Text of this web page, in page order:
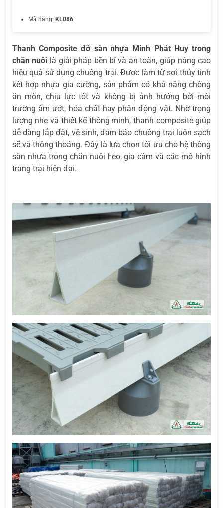
Mã hàng: KL086
Thanh Composite đỡ sàn nhựa Minh Phát Huy trong
chăn nuôi là giải pháp bền bỉ và an toàn, giúp nâng cao
hiệu quả sử dụng chuồng trại. Được làm từ sợi thủy tinh
kết hợp nhựa gia cường, sản phẩm có khả năng chống
ăn mòn, chịu lực tốt và không bị ảnh hưởng bởi môi
trường ẩm ướt, hóa chất hay phân động vật. Nhờ trọng
lượng nhẹ và thiết kế thông minh, thanh composite giúp
dễ dàng lắp đặt, vệ sinh, đảm bảo chuồng trại luôn sạch
sẽ và thông thoáng. Đây là lựa chọn tối ưu cho hệ thống
sàn nhựa trong chăn nuôi heo, gia cầm và các mô hình
trang trại hiện đại.